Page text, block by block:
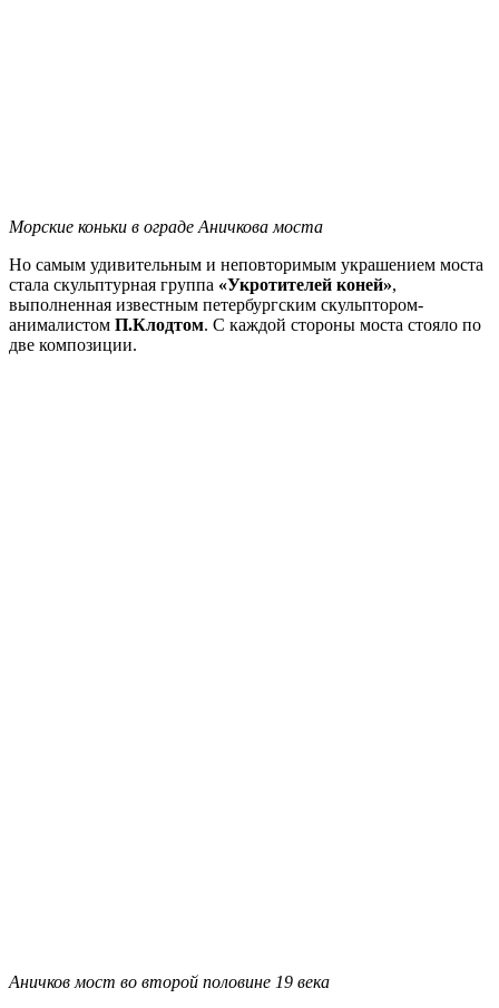
Морские коньки в ограде Аничкова моста
Но самым удивительным и неповторимым украшением моста
стала скульптурная группа «Укротителей коней»,
выполненная известным петербургским скульптором-
анималистом П.Клодтом. С каждой стороны моста стояло по
две композиции.
Аничков мост во второй половине 19 века